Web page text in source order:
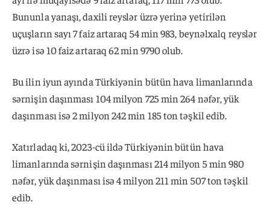
Bununla yanaşı, daxili reyslər üzrə yerinə yetirilən
uçuşların sayı 7 faiz artaraq 54 min 983, beynəlxalq reyslər
üzrə isə 10 faiz artaraq 62 min 9790 olub.
Bu ilin iyun ayında Türkiyənin bütün hava limanlarında
sərnişin daşınması 104 milyon 725 min 264 nəfər, yük
daşınması isə 2 milyon 242 min 185 ton təşkil edib.
Xatırladaq ki, 2023-cü ildə Türkiyənin bütün hava
limanlarında sərnişin daşınması 214 milyon 5 min 980
nəfər, yük daşınması isə 4 milyon 211 min 507 ton təşkil
edib.